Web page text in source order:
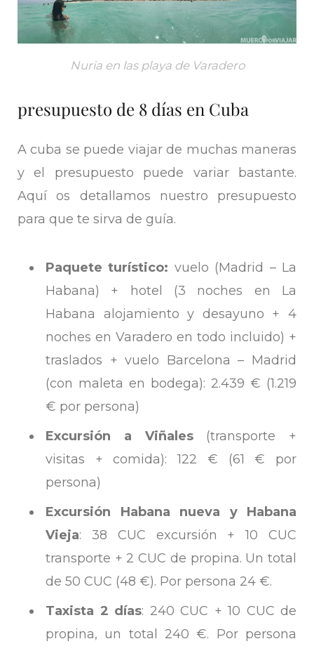
Nuria en las playa de Varadero
presupuesto de 8 días en Cuba
A cuba se puede viajar de muchas maneras
y el presupuesto puede variar bastante.
Aquí os detallamos nuestro presupuesto
para que te sirva de guía.
Paquete turístico: vuelo (Madrid – La
Habana) + hotel (3 noches en La
Habana alojamiento y desayuno + 4
noches en Varadero en todo incluido) +
traslados + vuelo Barcelona – Madrid
(con maleta en bodega): 2.439 € (1.219
€ por persona)
Excursión a Viñales(transporte +
visitas + comida): 122 € (61 € por
persona)
Excursión Habana nueva y Habana
Vieja: 38 CUC excursión + 10 CUC
transporte + 2 CUC de propina. Un total
de 50 CUC (48 €). Por persona 24 €.
Taxista 2 días: 240 CUC + 10 CUC de
propina, un total 240 €. Por persona